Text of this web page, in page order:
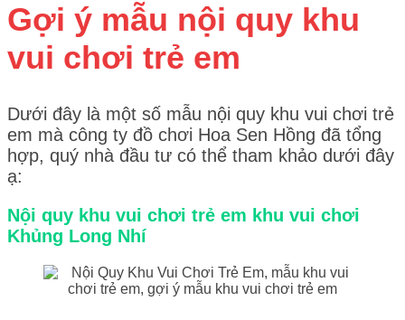
Gợi ý mẫu nội quy khu
vui chơi trẻ em
Dưới đây là một số mẫu nội quy khu vui chơi trẻ
em mà công ty đồ chơi Hoa Sen Hồng đã tổng
hợp, quý nhà đầu tư có thể tham khảo dưới đây
ạ:
Nội quy khu vui chơi trẻ em khu vui chơi
Khủng Long Nhí